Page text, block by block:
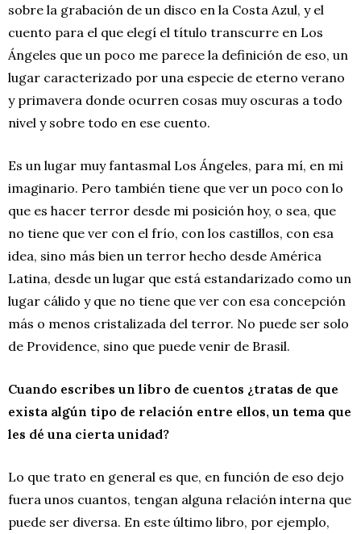
sobre la grabación de un disco en la Costa Azul, y el
cuento para el que elegí el título transcurre en Los
Ángeles que un poco me parece la definición de eso, un
lugar caracterizado por una especie de eterno verano
y primavera donde ocurren cosas muy oscuras a todo
nivel y sobre todo en ese cuento.
Es un lugar muy fantasmal Los Ángeles, para mí, en mi
imaginario. Pero también tiene que ver un poco con lo
que es hacer terror desde mi posición hoy, o sea, que
no tiene que ver con el frío, con los castillos, con esa
idea, sino más bien un terror hecho desde América
Latina, desde un lugar que está estandarizado como un
lugar cálido y que no tiene que ver con esa concepción
más o menos cristalizada del terror. No puede ser solo
de Providence, sino que puede venir de Brasil.
Cuando escribes un libro de cuentos ¿tratas de que
exista algún tipo de relación entre ellos, un tema que
les dé una cierta unidad?
Lo que trato en general es que, en función de eso dejo
fuera unos cuantos, tengan alguna relación interna que
puede ser diversa. En este último libro, por ejemplo,